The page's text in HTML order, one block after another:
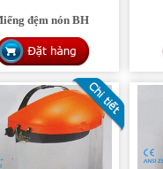
đệm nón BH